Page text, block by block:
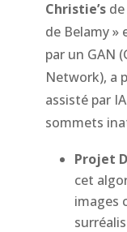
Christie’s
de Belamy »
par un GAN
Network), a
assisté par
sommets
Projet
cet
images